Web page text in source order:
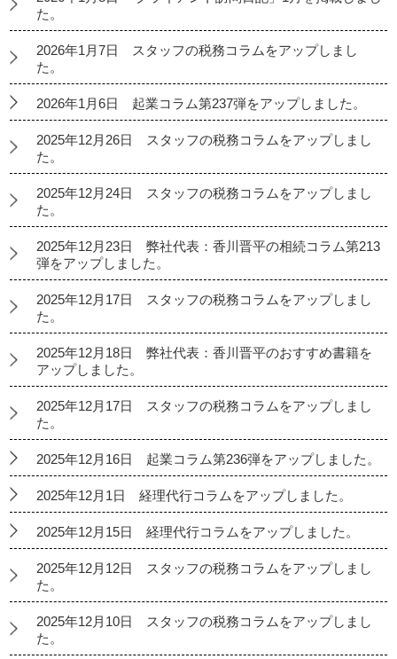
た。
2026年1月7日 スタッフの税務コラムをアップしまし
た。
2026年1月6日 起業コラム第237弾をアップしました。
2025年12月26日 スタッフの税務コラムをアップしまし
た。
2025年12月24日 スタッフの税務コラムをアップしまし
た。
2025年12月23日 弊社代表：香川晋平の相続コラム第213
弾をアップしました。
2025年12月17日 スタッフの税務コラムをアップしまし
た。
2025年12月18日 弊社代表：香川晋平のおすすめ書籍を
アップしました。
2025年12月17日 スタッフの税務コラムをアップしまし
た。
2025年12月16日 起業コラム第236弾をアップしました。
2025年12月1日 経理代行コラムをアップしました。
2025年12月15日 経理代行コラムをアップしました。
2025年12月12日 スタッフの税務コラムをアップしまし
た。
2025年12月10日 スタッフの税務コラムをアップしまし
た。